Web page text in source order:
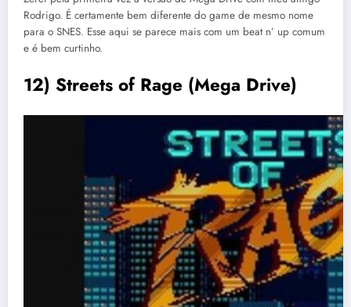
Rodrigo. É certamente bem diferente do game de mesmo nome
para o SNES. Esse aqui se parece mais com um beat n’ up comum
e é bem curtinho.
12) Streets of Rage (Mega Drive)